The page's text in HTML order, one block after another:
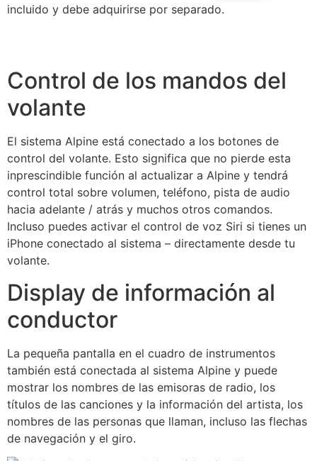
incluido y debe adquirirse por separado.
Control de los mandos del
volante
El sistema Alpine está conectado a los botones de
control del volante. Esto significa que no pierde esta
inprescindible función al actualizar a Alpine y tendrá
control total sobre volumen, teléfono, pista de audio
hacia adelante / atrás y muchos otros comandos.
Incluso puedes activar el control de voz Siri si tienes un
iPhone conectado al sistema – directamente desde tu
volante.
Display de información al
conductor
La pequeña pantalla en el cuadro de instrumentos
también está conectada al sistema Alpine y puede
mostrar los nombres de las emisoras de radio, los
títulos de las canciones y la información del artista, los
nombres de las personas que llaman, incluso las flechas
de navegación y el giro.